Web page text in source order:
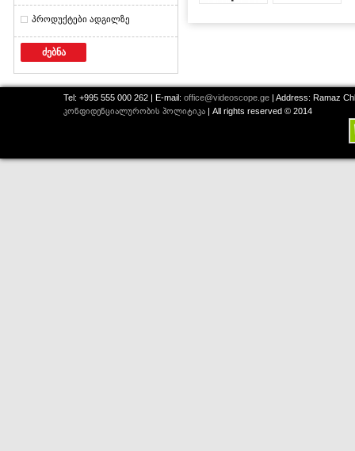
პროდუქტები ადგილზე
ძებნა
Tel: +995 555 000 262 | E-mail: office@videoscope.ge | Address: Ramaz
კონფიდენციალურობის პოლიტიკა | All rights reserved © 2014